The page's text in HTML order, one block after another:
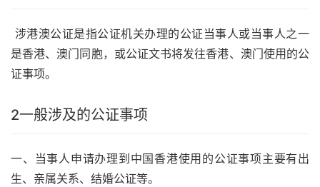
涉港澳公证是指公证机关办理的公证当事人或当事人之一
是香港、澳门同胞，或公证文书将发往香港、澳门使用的公
证事项。
2一般涉及的公证事项
一、当事人申请办理到中国香港使用的公证事项主要有出
生、亲属关系、结婚公证等。